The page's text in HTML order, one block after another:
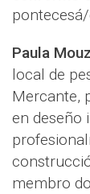
Paula
local de
Mercante,
en deseño
membro